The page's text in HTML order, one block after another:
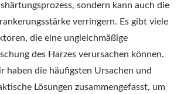
sondern kann auch die
verringern. Es gibt viele
die eine ungleichmäßige
des Harzes verursachen können.
haben die häufigsten Ursachen und
Lösungen zusammengefasst, um